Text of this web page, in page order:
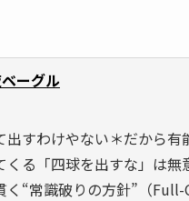
ーグル
出すわけやない＊だから有
くる「四球を出すな」は
く“常識破りの方針”（Full-